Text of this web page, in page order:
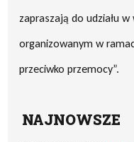
zapraszają do udziału
organizowanym w
przeciwko przemocy”.
NAJNOWSZE